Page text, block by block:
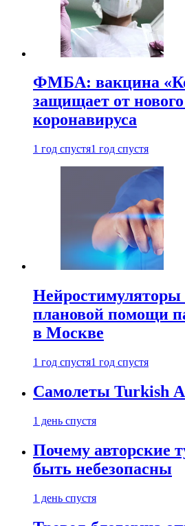
ФМБА: вакцина
защищает от
коронавируса
1 год спустя1 год спустя
Нейростимуляторы
плановой помощи
в Москве
1 год спустя1 год спустя
Самолеты Turkish
1 день спустя
Почему авторские
быть небезопасны
1 день спустя